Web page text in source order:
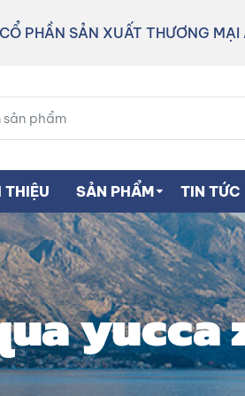
PHẦN SẢN XUẤT THƯƠNG MẠI
THIỆU SẢN PHẨM TIN TỨC
yucca